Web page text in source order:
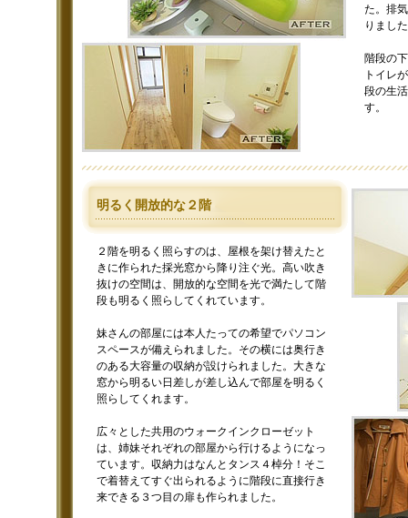
た。排
りまし
階段の
トイレ
段の生
す。
明るく開放的な２階
２階を明るく照らすのは、屋根を架け替えたと
きに作られた採光窓から降り注ぐ光。高い吹き
抜けの空間は、開放的な空間を光で満たして階
段も明るく照らしてくれています。
妹さんの部屋には本人たっての希望でパソコン
スペースが備えられました。その横には奥行き
のある大容量の収納が設けられました。大きな
窓から明るい日差しが差し込んで部屋を明るく
照らしてくれます。
広々とした共用のウォークインクローゼット
は、姉妹それぞれの部屋から行けるようになっ
ています。収納力はなんとタンス４棹分！そこ
で着替えてすぐ出られるように階段に直接行き
来できる３つ目の扉も作られました。